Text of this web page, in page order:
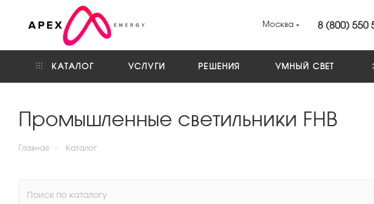
Москва 8 (800) 550
КАТАЛОГ УСЛУГИ РЕШЕНИЯ УМНЫЙ СВЕТ
Промышленные светильники FHB
Главная — Каталог